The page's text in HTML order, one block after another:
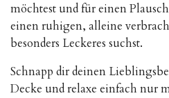
möchtest und für einen
einen ruhigen, alleine
besonders Leckeres suchst.
Schnapp dir deinen
Decke und relaxe einfach nur